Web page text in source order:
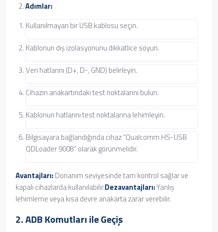
Adımlar:
Kullanılmayan bir USB kablosu seçin.
Kablonun dış izolasyonunu dikkatlice soyun.
Veri hatlarını (D+, D-, GND) belirleyin.
Cihazın anakartındaki test noktalarını bulun.
Kablonun hatlarını test noktalarına lehimleyin.
Bilgisayara bağlandığında cihaz “Qualcomm HS-USB
QDLoader 9008” olarak görünmelidir.
Avantajları: Donanım seviyesinde tam kontrol sağlar ve
kapalı cihazlarda kullanılabilir.Dezavantajları:Yanlış
lehimleme veya kısa devre anakarta zarar verebilir.
2. ADB Komutları ile Geçiş